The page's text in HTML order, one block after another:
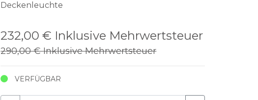
Deckenleuchte
232,00 € Inklusive Mehrwertsteuer
290,00 €Inklusive Mehrwertsteuer
VERFÜGBAR